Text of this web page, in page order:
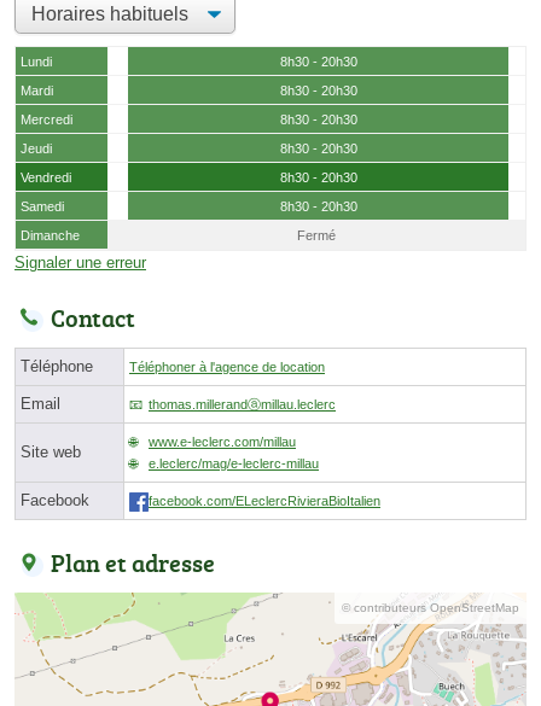
Lundi
8h30 - 20h30
Mardi
8h30 - 20h30
Mercredi
8h30 - 20h30
Jeudi
8h30 - 20h30
Vendredi
8h30 - 20h30
Samedi
8h30 - 20h30
Dimanche
Fermé
Signaler une erreur
Contact
Téléphone Téléphoner à l'agence de location
Email thomas.millerandⓐmillau.leclerc
Site web
www.e-leclerc.com/millau
e.leclerc/mag/e-leclerc-millau
Facebook facebook.com/ELeclercRivieraBioItalien
Plan et adresse
© contributeurs OpenStreetMap